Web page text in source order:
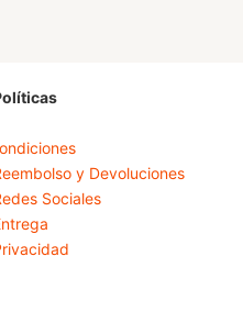
y Devoluciones
Sociales